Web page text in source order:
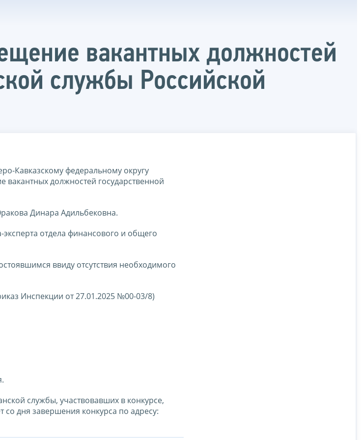
вакантных должностей
службы Российской
Кавказскому федеральному округу
вакантных должностей государственной
Динара Адильбековна.
отдела финансового и общего
ввиду отсутствия необходимого
Инспекции от 27.01.2025 №00-03/8)
службы, участвовавших в конкурсе,
дня завершения конкурса по адресу: